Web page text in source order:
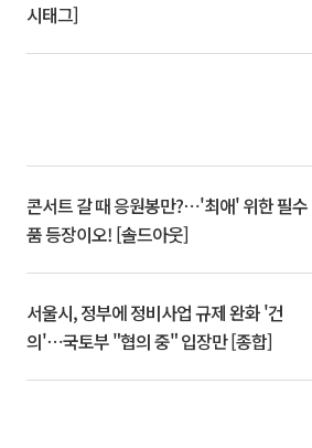
시태그]
콘서트 갈 때 응원봉만?⋯'최애' 위한 필수
품 등장이오! [솔드아웃]
서울시, 정부에 정비사업 규제 완화 '건
의'⋯국토부 "협의 중" 입장만 [종합]